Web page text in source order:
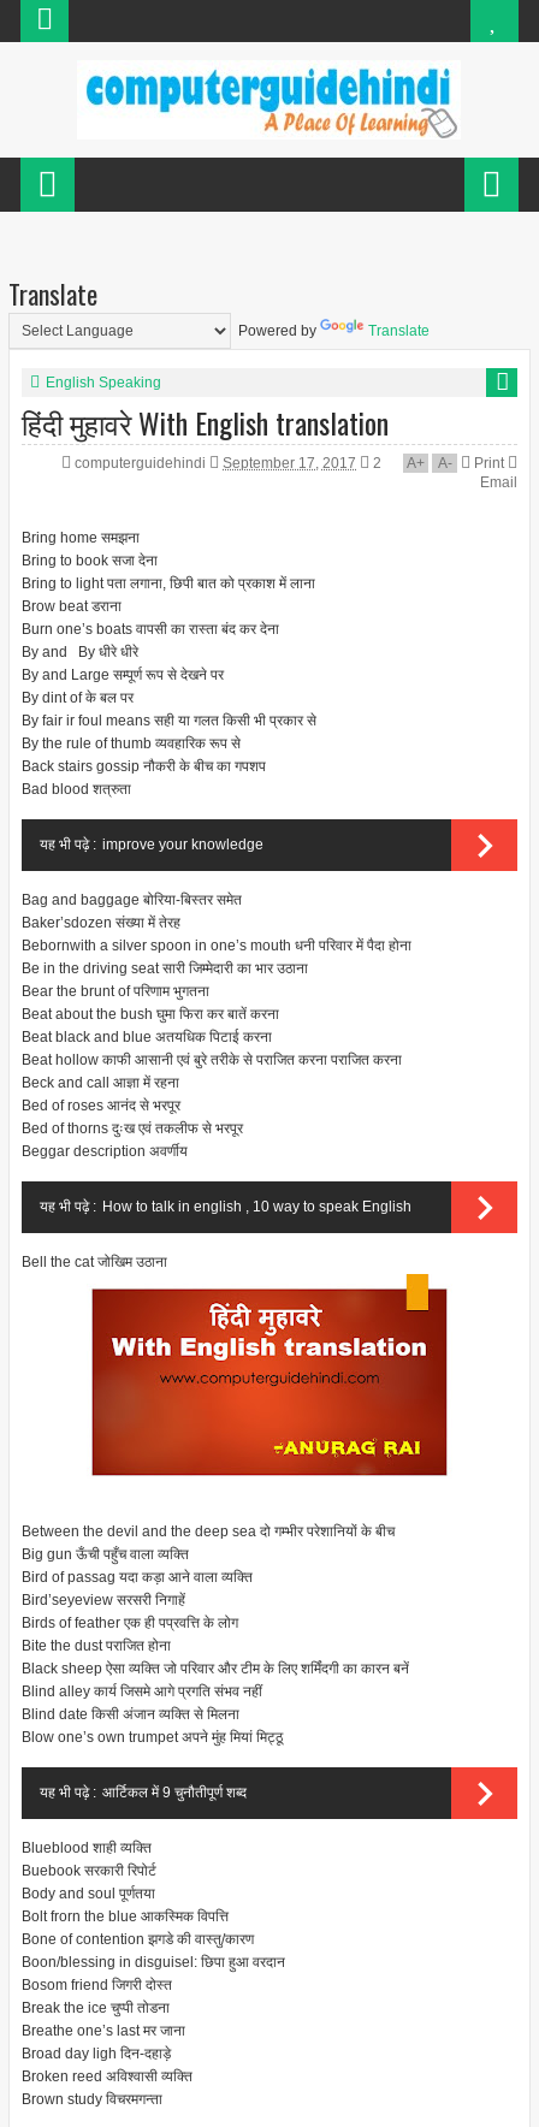
Translate
Powered by Translate
English Speaking
हिंदी मुहावरे With English translation
computerguidehindi September 17, 2017 2 A+ A-
Print
Email
Bring home समझना
Bring to book सजा देना
Bring to light पता लगाना, छिपी बात को प्रकाश में लाना
Brow beat डराना
Burn one’s boats वापसी का रास्ता बंद कर देना
By and By धीरे धीरे
By and Large सम्पूर्ण रूप से देखने पर
By dint of के बल पर
By fair ir foul means सही या गलत किसी भी प्रकार से
By the rule of thumb व्यवहारिक रूप से
Back stairs gossip नौकरी के बीच का गपशप
Bad blood शत्रुता
यह भी पढ़े : improve your knowledge
Bag and baggage बोरिया-बिस्तर समेत
Baker’sdozen संख्या में तेरह
Bebornwith a silver spoon in one’s mouth धनी परिवार में पैदा होना
Be in the driving seat सारी जिम्मेदारी का भार उठाना
Bear the brunt of परिणाम भुगतना
Beat about the bush घुमा फिरा कर बातें करना
Beat black and blue अतयधिक पिटाई करना
Beat hollow काफी आसानी एवं बुरे तरीके से पराजित करना पराजित करना
Beck and call
आज्ञा में रहना
Bed of roses आनंद से भरपूर
Bed of thorns दुःख एवं तकलीफ से भरपूर
Beggar description अवर्णीय
यह भी पढ़े : How to talk in english , 10 way to speak English
Bell the cat जोखिम उठाना
Between the devil and the deep sea दो गम्भीर परेशानियों के बीच
Big gun ऊँची पहुँच वाला व्यक्ति
Bird of passag यदा कड़ा आने वाला व्यक्ति
Bird’seyeview सरसरी निगाहें
Birds of feather एक ही पप्रवत्ति के लोग
Bite the dust पराजित होना
Black sheep ऐसा व्यक्ति जो परिवार और टीम के लिए शर्मिंदगी का कारन बनें
Blind alley कार्य जिसमे आगे प्रगति संभव नहीं
Blind date किसी अंजान व्यक्ति से मिलना
Blow one’s own trumpet अपने मुंह मियां मिट्ठू
यह भी पढ़े : आर्टिकल में 9 चुनौतीपूर्ण शब्द
Blueblood शाही व्यक्ति
Buebook सरकारी रिपोर्ट
Body and soul पूर्णतया
Bolt frorn the blue आकस्मिक विपत्ति
Bone of contention झगडे की वास्तु/कारण
Boon/blessing in disguisel: छिपा हुआ वरदान
Bosom friend जिगरी दोस्त
Break the ice चुप्पी तोडना
Breathe one’s last मर जाना
Broad day ligh दिन-दहाड़े
Broken reed अविश्वासी व्यक्ति
Brown study विचरमगन्ता